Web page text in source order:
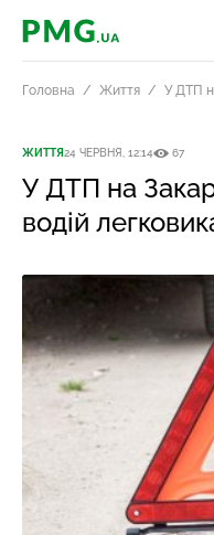
PMG.ua
Головна Життя У ДТП
ЖИТТЯ24 ЧЕРВНЯ, 12:14 67
У ДТП на
водій